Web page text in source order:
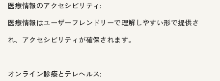
医療情報のアクセシビリティ:
医療情報はユーザーフレンドリーで理解しやすい形で提供さ
れ、アクセシビリティが確保されます。
オンライン診療とテレヘルス: